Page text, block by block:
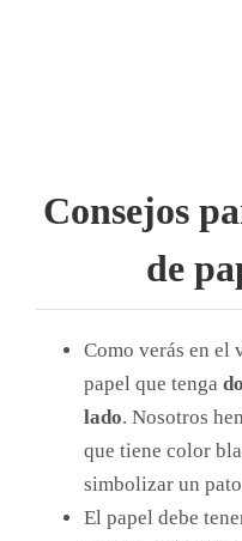
Consejos
de
Como verás en el
papel que tenga
lado. Nosotros
que tiene color
simbolizar un
El papel debe